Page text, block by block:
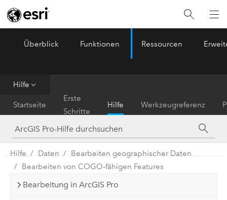
ArcGIS Pro
Überblick Funktionen Ressourcen
Hilfe
Startseite
Erste
Schritte
Hilfe Werkzeugreferenz
Hilfe Daten
Bearbeiten geographischer Daten
Bearbeiten von COGO-fähigen Features
Bearbeitung in ArcGIS Pro